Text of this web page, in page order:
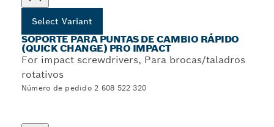
Select Variant
SOPORTE PARA PUNTAS DE CAMBIO RÁPIDO
(QUICK CHANGE) PRO IMPACT
For impact screwdrivers, Para brocas/taladros
rotativos
Número de pedido 2 608 522 320